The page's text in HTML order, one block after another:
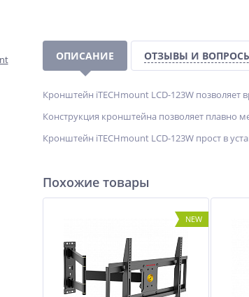
ОПИСАНИЕ ОТЗЫВЫ И
Кронштейн iTECHmount LCD-123W позволяет
Конструкция кронштейна позволяет плавно
Кронштейн iTECHmount LCD-123W прост в
Похожие товары
NEW